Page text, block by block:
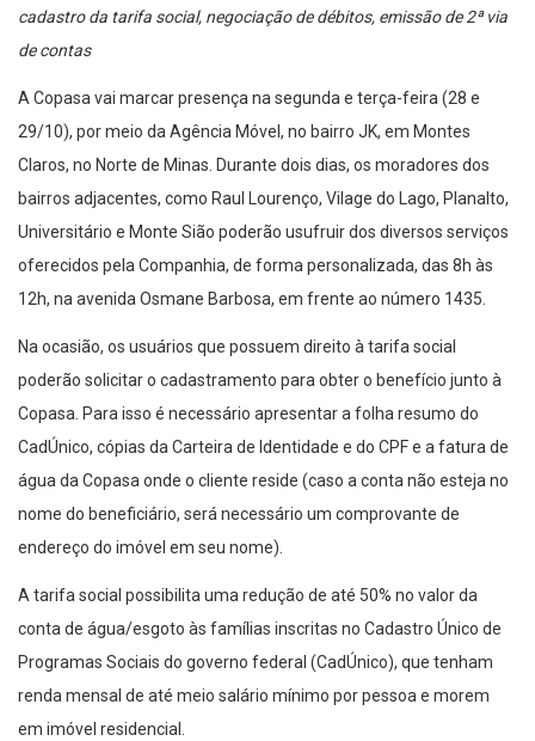
cadastro da tarifa social, negociação de débitos, emissão de 2ª via
de contas
A Copasa vai marcar presença na segunda e terça-feira (28 e
29/10), por meio da Agência Móvel, no bairro JK, em Montes
Claros, no Norte de Minas. Durante dois dias, os moradores dos
bairros adjacentes, como Raul Lourenço, Vilage do Lago, Planalto,
Universitário e Monte Sião poderão usufruir dos diversos serviços
oferecidos pela Companhia, de forma personalizada, das 8h às
12h, na avenida Osmane Barbosa, em frente ao número 1435.
Na ocasião, os usuários que possuem direito à tarifa social
poderão solicitar o cadastramento para obter o benefício junto à
Copasa. Para isso é necessário apresentar a folha resumo do
CadÚnico, cópias da Carteira de Identidade e do CPF e a fatura de
água da Copasa onde o cliente reside (caso a conta não esteja no
nome do beneficiário, será necessário um comprovante de
endereço do imóvel em seu nome).
A tarifa social possibilita uma redução de até 50% no valor da
conta de água/esgoto às famílias inscritas no Cadastro Único de
Programas Sociais do governo federal (CadÚnico), que tenham
renda mensal de até meio salário mínimo por pessoa e morem
em imóvel residencial.